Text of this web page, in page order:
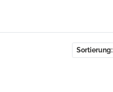
Sortierung: